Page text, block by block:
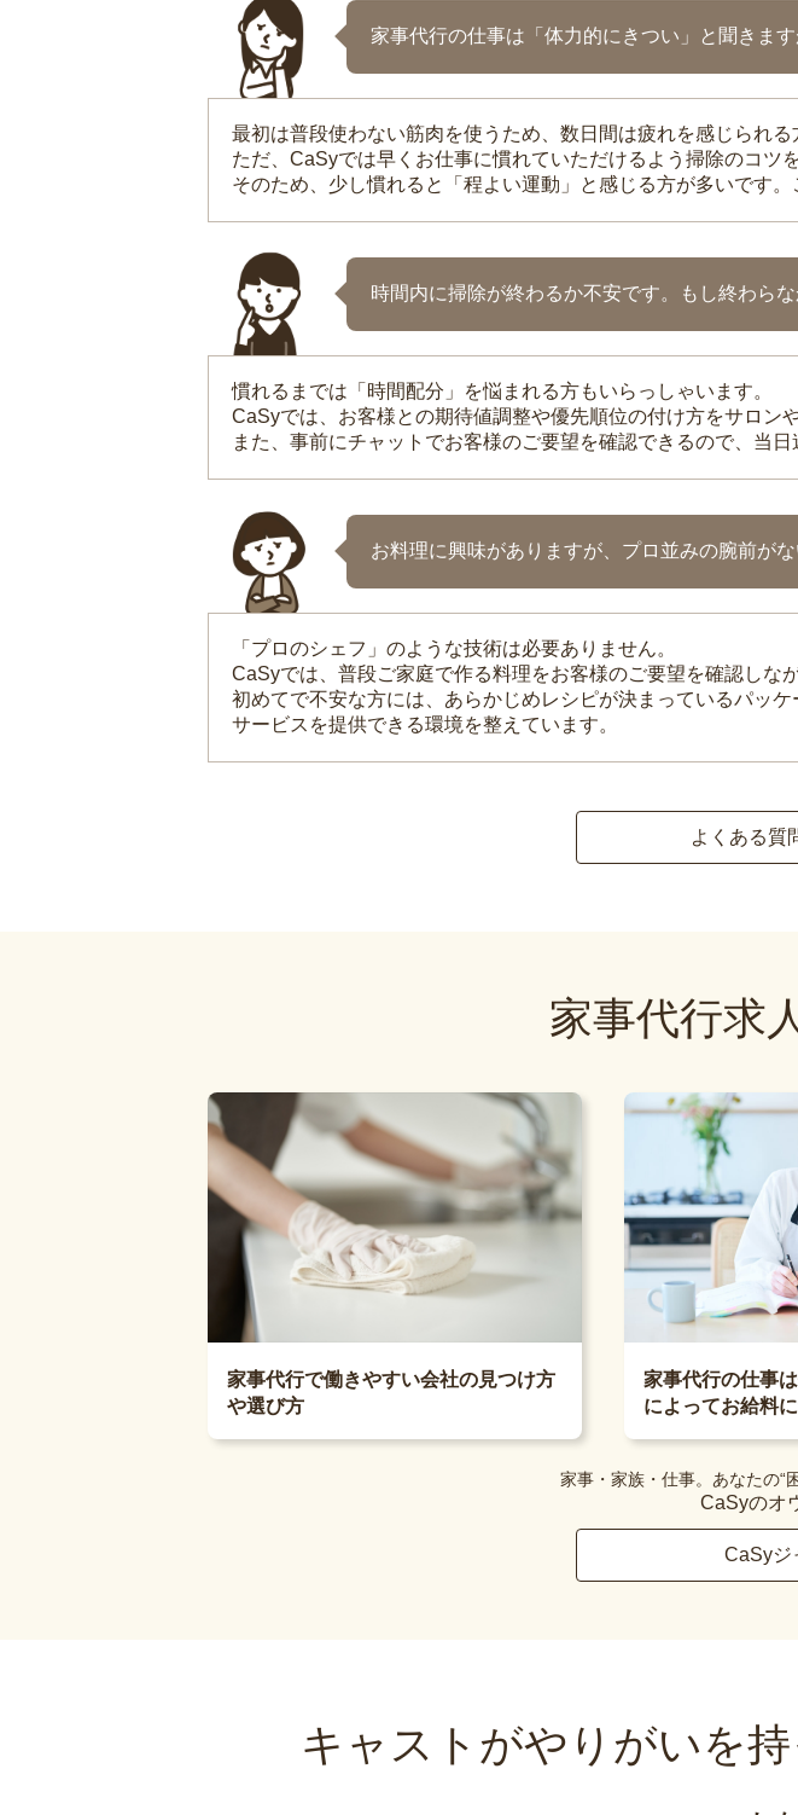
家事代行の仕事は「体力的にきつい」と聞きま
最初は普段使わない筋肉を使うため、数日間は疲れを感じられる
ただ、CaSyでは早くお仕事に慣れていただけるよう掃除のコツ
そのため、少し慣れると「程よい運動」と感じる方が多いです
時間内に掃除が終わるか不安です。もし終わら
慣れるまでは「時間配分」を悩まれる方もいらっしゃいます。
CaSyでは、お客様との期待値調整や優先順位の付け方をサロン
また、事前にチャットでお客様のご要望を確認できるので、当日
お料理に興味がありますが、プロ並みの腕前が
「プロのシェフ」のような技術は必要ありません。
CaSyでは、普段ご家庭で作る料理をお客様のご要望を確認しな
初めてで不安な方には、あらかじめレシピが決まっているパッ
サービスを提供できる環境を整えています。
よくある質
家事代行求
家事代行で働きやすい会社の見つけ方
や選び方
家事代行の仕事
によってお給料
家事・家族・仕事。あなたの“
CaSyのオ
CaSyジ
キャストがやりがいを持